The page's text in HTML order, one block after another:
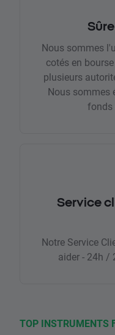
Nous sommes
cotés en
plusieurs
Nous sommes
fonds
Service
Notre Service
aider - 24h /
TOP INSTRUMENTS